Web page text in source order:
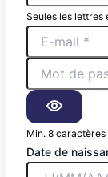
Seules les lettres
Min. 8
Date de